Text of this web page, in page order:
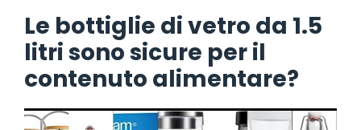
Le bottiglie di vetro da 1.5
litri sono sicure per il
contenuto alimentare?